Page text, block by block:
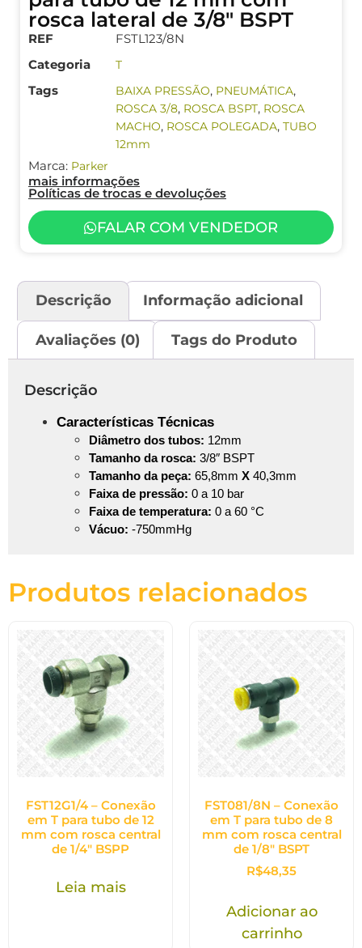
rosca lateral de 3/8″ BSPT
REF
FSTL123/8N
Categoria
T
Tags BAIXA PRESSÃO, PNEUMÁTICA,
ROSCA 3/8, ROSCA BSPT, ROSCA
MACHO, ROSCA POLEGADA, TUBO
12mm
Marca: Parker
mais informações
Políticas de trocas e devoluções
FALAR COM VENDEDOR
Descrição Informação adicional
Avaliações (0) Tags do Produto
Descrição
Características Técnicas
Diâmetro dos tubos: 12mm
Tamanho da rosca: 3/8″ BSPT
Tamanho da peça: 65,8mm X 40,3mm
Faixa de pressão: 0 a 10 bar
Faixa de temperatura: 0 a 60 °C
Vácuo: -750mmHg
Produtos relacionados
FST12G1/4 – Conexão
em T para tubo de 12
mm com rosca central
de 1/4″ BSPP
Leia mais
FST081/8N – Conexão
em T para tubo de 8
mm com rosca central
de 1/8″ BSPT
R$48,35
Adicionar ao
carrinho